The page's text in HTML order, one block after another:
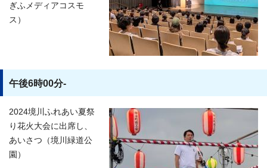
ぎふメディアコスモ
ス）
午後6時00分-
2024境川ふれあい夏祭
り花火大会に出席し、
あいさつ（境川緑道公
園）